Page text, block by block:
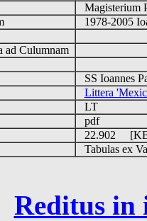
Magisterium
1978-2005
ad Culumnam
SS Ioannes
Littera
LT
pdf
22.902
Tabulas ex
Reditus in